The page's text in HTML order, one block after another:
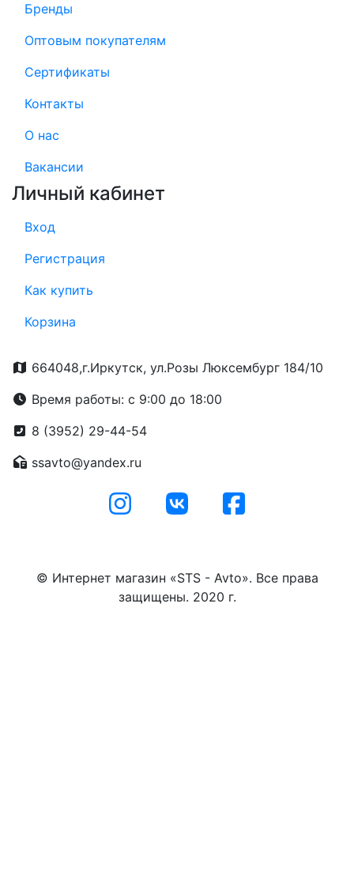
Бренды
Оптовым покупателям
Сертификаты
Контакты
О нас
Вакансии
Личный кабинет
Вход
Регистрация
Как купить
Корзина
664048,г.Иркутск, ул.Розы Люксембург 184/10
Время работы: с 9:00 до 18:00
8 (3952) 29-44-54
ssavto@yandex.ru
© Интернет магазин «STS - Avto». Все права
защищены. 2020 г.